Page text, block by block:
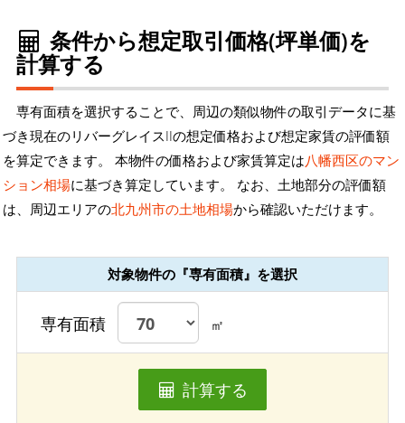
条件から想定取引価格(坪単価)を
計算する
専有面積を選択することで、周辺の類似物件の取引データに基
づき現在のリバーグレイスIIの想定価格および想定家賃の評価額
を算定できます。 本物件の価格および家賃算定は八幡西区のマン
ション相場に基づき算定しています。 なお、土地部分の評価額
は、周辺エリアの北九州市の土地相場から確認いただけます。
対象物件の『専有面積』を選択
専有面積 ㎡
計算する